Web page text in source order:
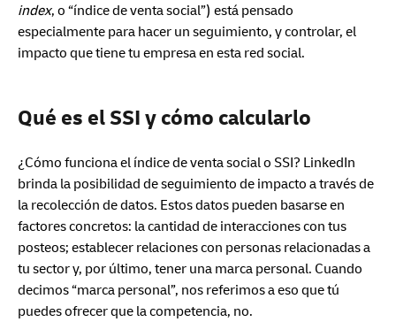
index, o “índice de venta social”) está pensado
especialmente para hacer un seguimiento, y controlar, el
impacto que tiene tu empresa en esta red social.
Qué es el SSI y cómo calcularlo
¿Cómo funciona el índice de venta social o SSI? LinkedIn
brinda la posibilidad de seguimiento de impacto a través de
la recolección de datos. Estos datos pueden basarse en
factores concretos: la cantidad de interacciones con tus
posteos; establecer relaciones con personas relacionadas a
tu sector y, por último, tener una marca personal. Cuando
decimos “marca personal”, nos referimos a eso que tú
puedes ofrecer que la competencia, no.